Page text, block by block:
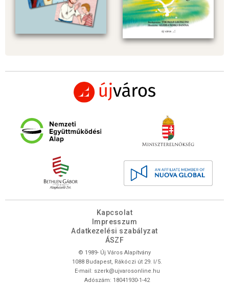
Kapcsolat
Impresszum
Adatkezelési szabályzat
ÁSZF
© 1989- Új Város Alapítvány
1088 Budapest, Rákóczi út 29. I/5.
E-mail: szerk@ujvarosonline.hu
Adószám: 18041930-1-42